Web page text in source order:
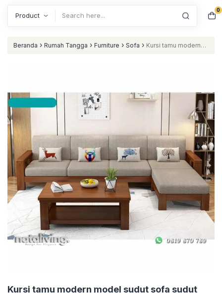
0
Beranda › Rumah Tangga › Furniture › Sofa › Kursi tamu modern
Kursi tamu modern model sudut sofa sudut